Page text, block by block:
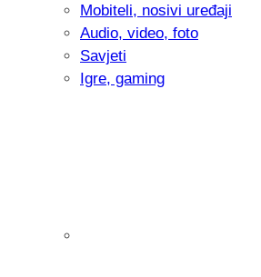
Mobiteli, nosivi uređaji
Audio, video, foto
Savjeti
Igre, gaming